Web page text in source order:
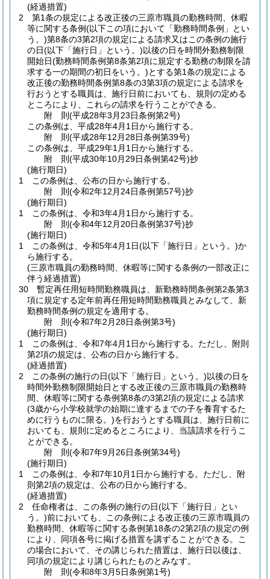
(経過措置)
2
第1条の規定による改正後の三原市職員の勤務時間、休暇
等に関する条例(以下この項において「勤務時間条例」とい
う。)第8条の3第2項の規定による請求又はこの条例の施行
の日(以下「施行日」という。)以後の日を時間外勤務制限
開始日(勤務時間条例第8条第2項に規定する勤務の制限を請
求する一の期間の初日をいう。)とする第1条の規定による
改正後の勤務時間条例第8条の3第3項の規定による請求を
行おうとする職員は、施行日前においても、規則の定める
ところにより、これらの請求を行うことができる。
附 則(平成28年3月23日条例第2号)
この条例は、平成28年4月1日から施行する。
附 則(平成28年12月28日条例第39号)
この条例は、平成29年1月1日から施行する。
附 則(平成30年10月29日条例第42号)抄
(施行期日)
1
この条例は、公布の日から施行する。
附 則(令和2年12月24日条例第57号)抄
(施行期日)
1
この条例は、令和3年4月1日から施行する。
附 則(令和4年12月20日条例第37号)抄
(施行期日)
1
この条例は、令和5年4月1日(以下「施行日」という。)か
ら施行する。
(三原市職員の勤務時間、休暇等に関する条例の一部改正に
伴う経過措置)
30
暫定再任用短時間勤務職員は、新勤務時間条例第2条第3
項に規定する定年前再任用短時間勤務職員とみなして、新
勤務時間条例の規定を適用する。
附 則(令和7年2月28日条例第3号)
(施行期日)
1
この条例は、令和7年4月1日から施行する。 ただし、附則
第2項の規定は、公布の日から施行する。
(経過措置)
2
この条例の施行の日(以下「施行日」という。)以後の日を
時間外勤務制限開始日とする改正後の三原市職員の勤務時
間、休暇等に関する条例第8条の3第2項の規定による請求
(3歳から小学校就学の始期に達するまでの子を養育するた
めに行うものに限る。)を行おうとする職員は、施行日前に
おいても、規則に定めるところにより、当該請求を行うこ
とができる。
附 則(令和7年9月26日条例第34号)
(施行期日)
1
この条例は、令和7年10月1日から施行する。 ただし、附
則第2項の規定は、公布の日から施行する。
(経過措置)
2
任命権者は、この条例の施行の日(以下「施行日」とい
う。)前においても、この条例による改正後の三原市職員の
勤務時間、休暇等に関する条例第18条の2第2項の規定の例
により、同項各号に掲げる措置を講ずることができる。
こ
の場合において、その講じられた措置は、施行日以後は、
同項の規定により講じられたものとみなす。
附 則(令和8年3月5日条例第1号)